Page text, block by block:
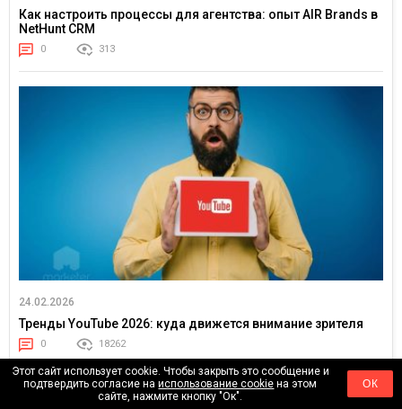
Как настроить процессы для агентства: опыт AIR Brands в
NetHunt CRM
0 313
24.02.2026
Тренды YouTube 2026: куда движется внимание зрителя
0 18262
Этот сайт использует cookie. Чтобы закрыть это сообщение и
подтвердить согласие наиспользование cookie на этом
сайте, нажмите кнопку "Ок".
ОК